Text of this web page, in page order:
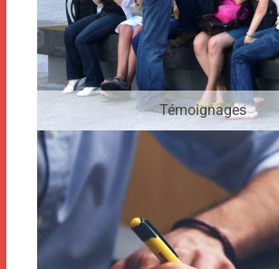
Témoignages